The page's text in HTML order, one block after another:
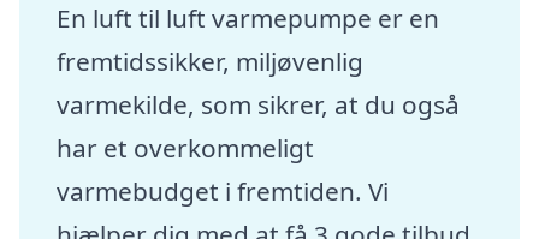
En luft til luft varmepumpe er en
fremtidssikker, miljøvenlig
varmekilde, som sikrer, at du også
har et overkommeligt
varmebudget i fremtiden. Vi